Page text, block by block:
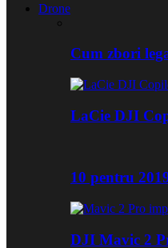
Drone
Cum zbori
LaCie DJI
10 pentru
DJI Mavic 2